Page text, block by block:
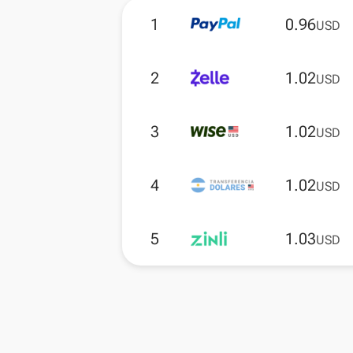
1 0.96USD
2 1.02USD
3 1.02USD
4 1.02USD
5 1.03USD